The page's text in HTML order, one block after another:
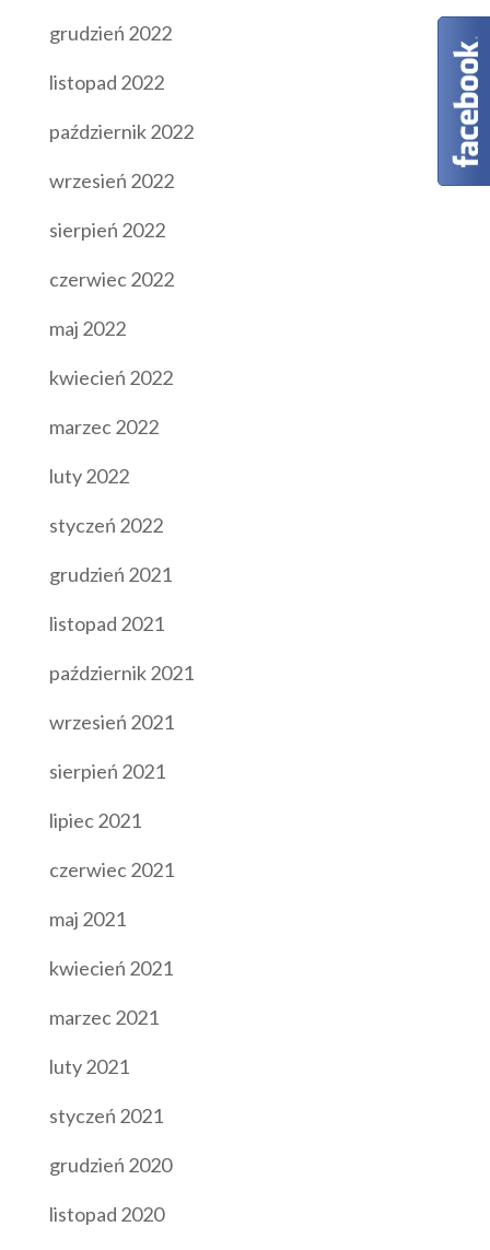
grudzień 2022
listopad 2022
październik 2022
wrzesień 2022
sierpień 2022
czerwiec 2022
maj 2022
kwiecień 2022
marzec 2022
luty 2022
styczeń 2022
grudzień 2021
listopad 2021
październik 2021
wrzesień 2021
sierpień 2021
lipiec 2021
czerwiec 2021
maj 2021
kwiecień 2021
marzec 2021
luty 2021
styczeń 2021
grudzień 2020
listopad 2020